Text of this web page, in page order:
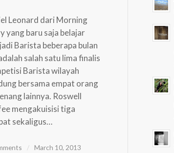
Leonard dari Morning
yang baru saja belajar
Barista beberapa bulan
salah satu lima finalis
Barista wilayah
bersama empat orang
lainnya. Roswell
mengakuisisi tiga
sekaligus…
/ March 10, 2013